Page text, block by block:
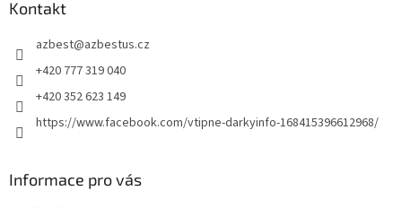
Kontakt
azbest@azbestus.cz
+420 777 319 040
+420 352 623 149
https://www.facebook.com/vtipne-darkyinfo-168415396612968/
Informace pro vás